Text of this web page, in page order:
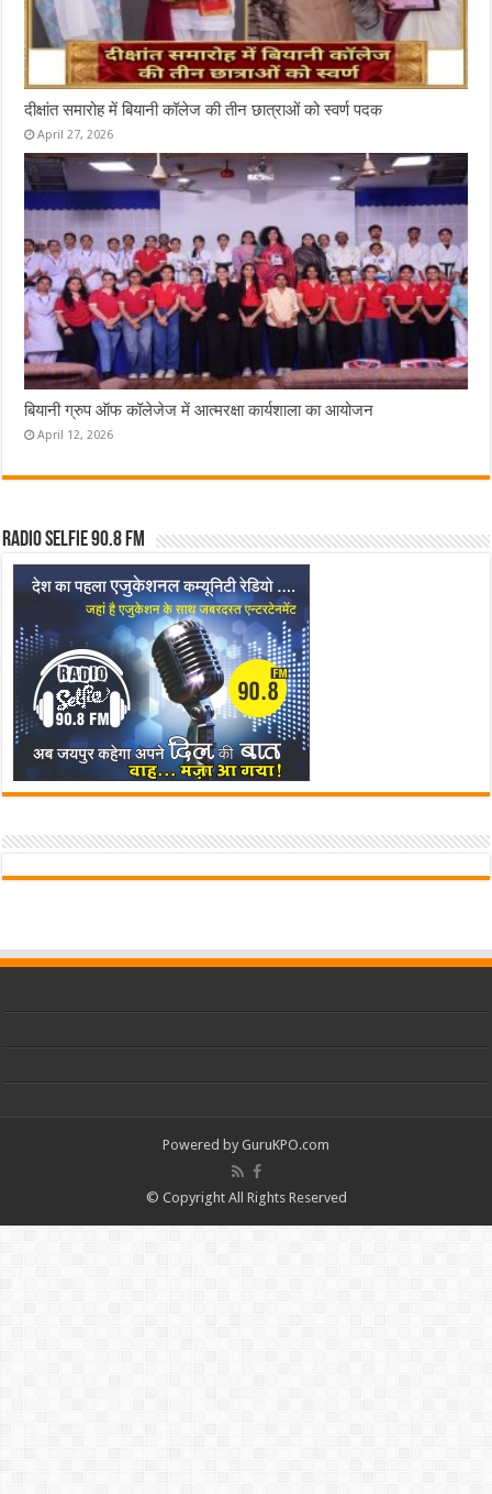
दीक्षांत समारोह में बियानी कॉलेज की तीन छात्राओं को स्वर्ण पदक
April 27, 2026
बियानी ग्रुप ऑफ कॉलेजेज में आत्मरक्षा कार्यशाला का आयोजन
April 12, 2026
Radio Selfie 90.8 FM
Powered by GuruKPO.com
© Copyright All Rights Reserved